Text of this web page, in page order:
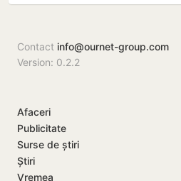
Contact info@ournet-group.com
Version: 0.2.2
Afaceri
Publicitate
Surse de știri
Știri
Vremea